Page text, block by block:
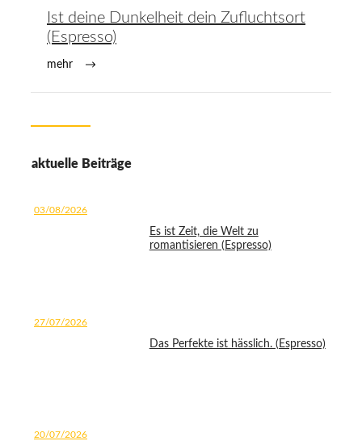
Ist deine Dunkelheit dein Zufluchtsort
(Espresso)
mehr
aktuelle Beiträge
03/08/2026
Es ist Zeit, die Welt zu
romantisieren (Espresso)
27/07/2026
Das Perfekte ist hässlich. (Espresso)
20/07/2026